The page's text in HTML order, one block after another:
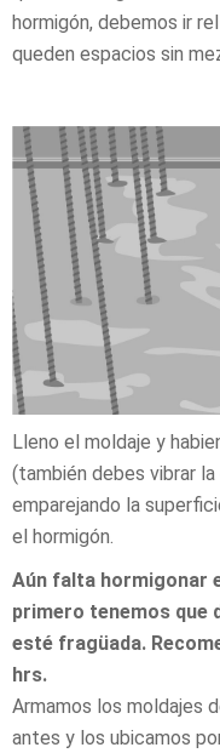
hormigón, debemos ir
queden espacios sin
Lleno el moldaje y
(también debes vibrar
emparejando la
el hormigón.
Aún falta hormigonar
primero tenemos que
esté fragüada.
hrs.
Armamos los moldajes
antes y los ubicamos